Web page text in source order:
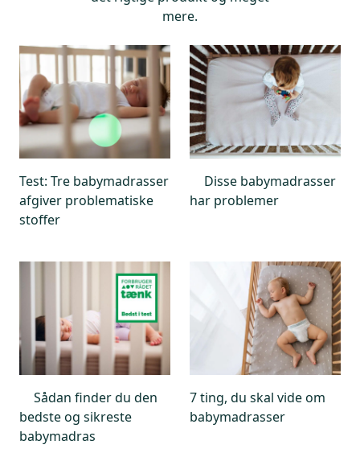
mere.
Test: Tre babymadrasser
afgiver problematiske
stoffer
Disse babymadrasser
har problemer
Sådan finder du den
bedste og sikreste
babymadras
7 ting, du skal vide om
babymadrasser